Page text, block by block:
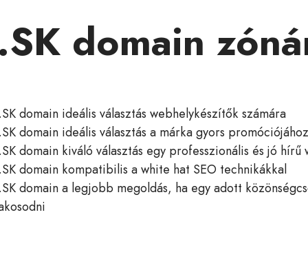
domain
domain ideális választás webhelykészítők számára
domain ideális választás a márka gyors promóciójához
domain kiváló választás egy professzionális és jó hírű
domain kompatibilis a white hat SEO technikákkal
domain a legjobb megoldás, ha egy adott